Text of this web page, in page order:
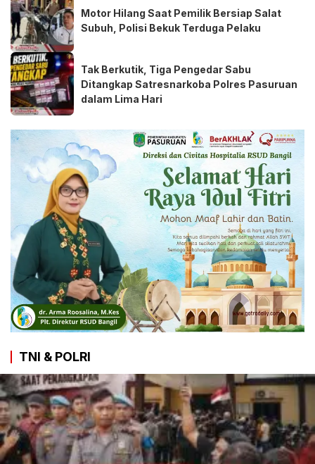
Motor Hilang Saat Pemilik Bersiap Salat
Subuh, Polisi Bekuk Terduga Pelaku
Tak Berkutik, Tiga Pengedar Sabu
Ditangkap Satresnarkoba Polres Pasuruan
dalam Lima Hari
TNI & POLRI